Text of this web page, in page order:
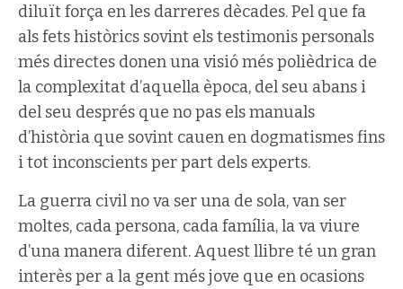
diluït força en les darreres dècades. Pel que fa
als fets històrics sovint els testimonis personals
més directes donen una visió més polièdrica de
la complexitat d’aquella època, del seu abans i
del seu després que no pas els manuals
d’història que sovint cauen en dogmatismes fins
i tot inconscients per part dels experts.
La guerra civil no va ser una de sola, van ser
moltes, cada persona, cada família, la va viure
d’una manera diferent. Aquest llibre té un gran
interès per a la gent més jove que en ocasions